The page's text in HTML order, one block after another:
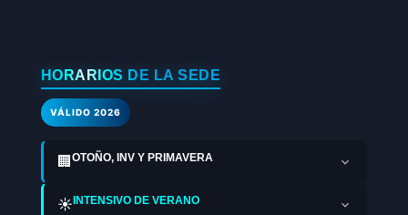
HORARIOS DE LA SEDE
VÁLIDO 2026
🏢 OTOÑO, INV Y PRIMAVERA
☀️INTENSIVO DE VERANO